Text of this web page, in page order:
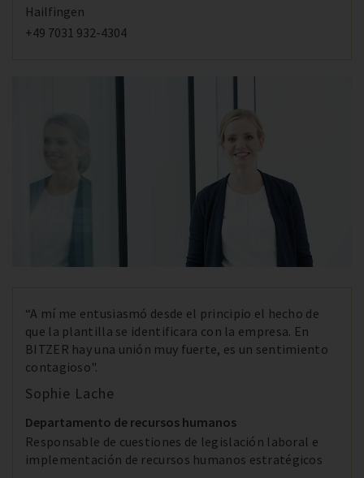
Hailfingen
+49 7031 932-4304
“A mí me entusiasmó desde el principio el hecho de
que la plantilla se identificara con la empresa. En
BITZER hay una unión muy fuerte, es un sentimiento
contagioso".
Sophie Lache
Departamento de recursos humanos
Responsable de cuestiones de legislación laboral e
implementación de recursos humanos estratégicos